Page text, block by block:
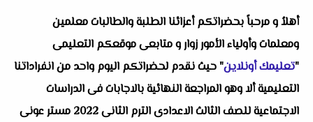
أهلاُ و مرحباً بحضراتكم أعزائنا الطلبة والطالبات معلمين
ومعلمات وأولياء الأمور زوار و متابعى موقعكم التعليمى
"تعليمك أونلاين" حيث نقدم لحضراتكم اليوم واحد من انفراداتنا
التعليمية ألا وهو المراجعة النهائية بالاجابات فى الدراسات
الاجتماعية للصف الثالث الاعدادى الترم الثانى 2022 مستر عونى